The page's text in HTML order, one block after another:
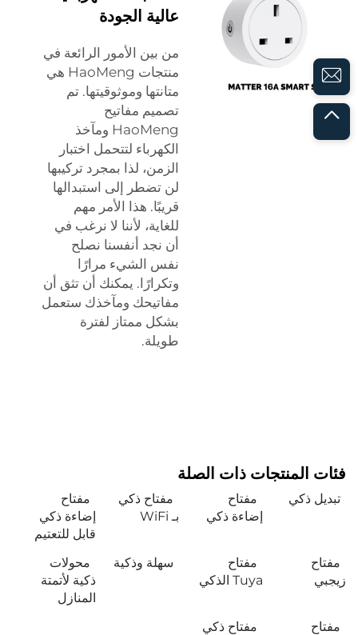
عالية الجودة
من بين الأمور الرائعة في
منتجات HaoMeng هي
متانتها وموثوقيتها. تم
تصميم مفاتيح
HaoMeng ومآخذ
الكهرباء لتتحمل اختبار
الزمن، لذا بمجرد تركيبها
لن تضطر إلى استبدالها
قريبًا. هذا الأمر مهم
للغاية، لأننا لا نرغب في
أن نجد أنفسنا نصلح
نفس الشيء مرارًا
وتكرارًا. يمكنك أن تثق أن
مفاتيحك ومآخذك ستعمل
بشكل ممتاز لفترة
طويلة.
فئات المنتجات ذات الصلة
تبديل ذكي
مفتاح
إضاءة ذكي
مفتاح ذكي
بـ WiFi
مفتاح
إضاءة ذكي
قابل للتعتيم
مفتاح
زيجبي
مفتاح
Tuya الذكي
سهلة وذكية
محولات
ذكية لأتمتة
المنازل
مفتاح
مفتاح ذكي